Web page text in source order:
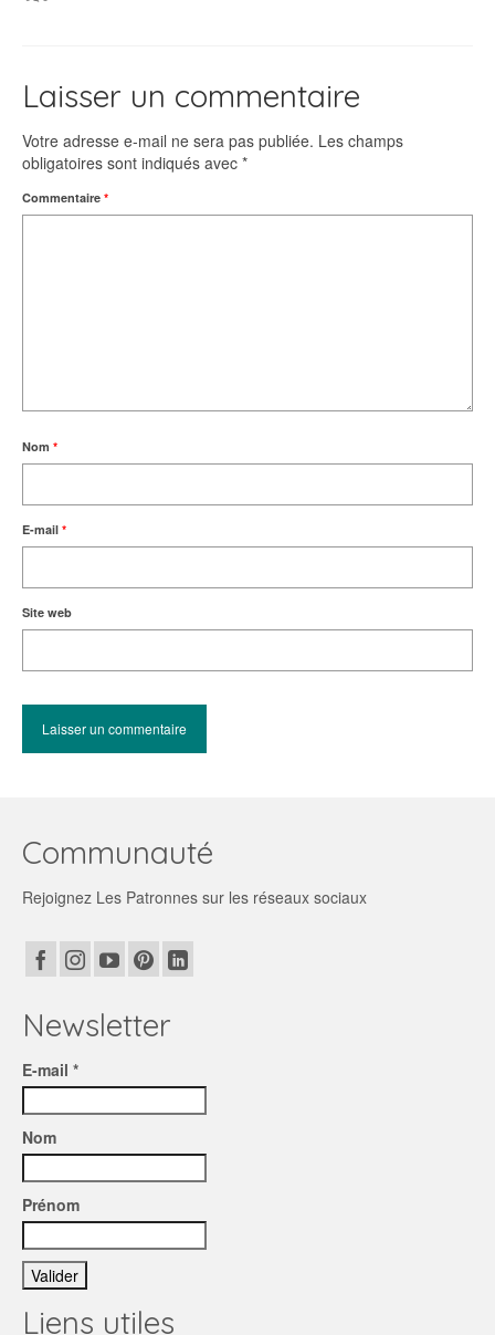
Laisser un commentaire
Votre adresse e-mail ne sera pas publiée. Les champs
obligatoires sont indiqués avec *
Commentaire *
Nom *
E-mail *
Site web
Communauté
Rejoignez Les Patronnes sur les réseaux sociaux
Newsletter
E-mail *
Nom
Prénom
Liens utiles